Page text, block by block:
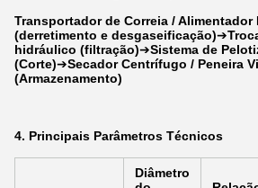
Transportador de Correia / Alimentador
(derretimento e desgaseificação)➔
hidráulico (filtração)➔Sistema de
(Corte)➔Secador Centrífugo / Peneira
(Armazenamento)
4. Principais Parâmetros Técnicos
Diâmetro